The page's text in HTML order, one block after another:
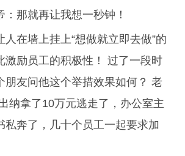
那就再让我想一秒钟！
人在墙上挂上“想做就立即去做”的
激励员工的积极性！ 过了一段时
朋友问他这个举措效果如何？ 老
纳拿了10万元逃走了，办公室主
私奔了，几十个员工一起要求加